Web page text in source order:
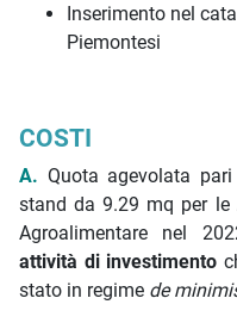
Inserimento nel
Piemontesi
COSTI
A. Quota agevolata
stand da 9.29 mq per le
Agroalimentare nel
attività di investimento
stato in regime de